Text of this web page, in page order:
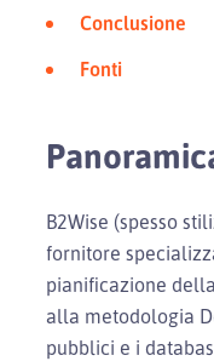
Conclusione
Fonti
B2Wise (spesso
fornitore
pianificazione
alla metodologia
pubblici e i